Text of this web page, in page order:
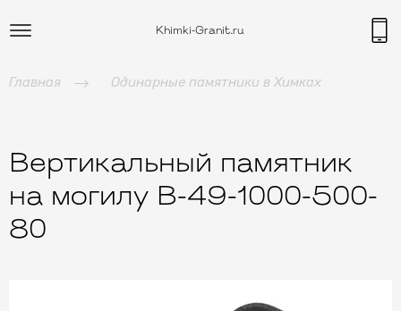
Khimki-Granit.ru
Главная Одинарные памятники в Химках
Вертикальный памятник
на могилу B-49-1000-500-
80